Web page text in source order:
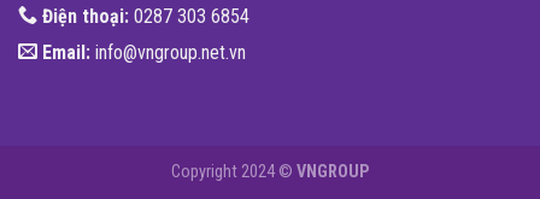
Điện thoại: 0287 303 6854
Email: info@vngroup.net.vn
Copyright 2024 © VNGROUP